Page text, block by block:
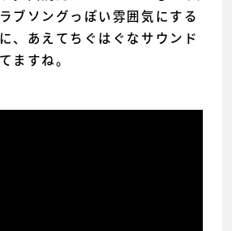
ブソングっぽい雰囲気にする
、あえてちぐはぐなサウンド
ますね。